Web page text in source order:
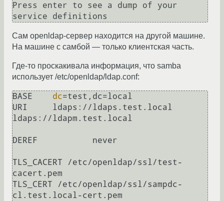
Press enter to see a dump of your
service definitions
Сам openldap-сервер находится на другой машине.
На машине с самбой — только клиентская часть.
Где-то проскакивала информация, что samba
использует /etc/openldap/ldap.conf:
BASE dc=test,dc=local
URI     ldaps://ldaps.test.local
ldaps://ldapm.test.local
DEREF           never
TLS_CACERT /etc/openldap/ssl/test-
cacert.pem
TLS_CERT /etc/openldap/ssl/sampdc-
cl.test.local-cert.pem